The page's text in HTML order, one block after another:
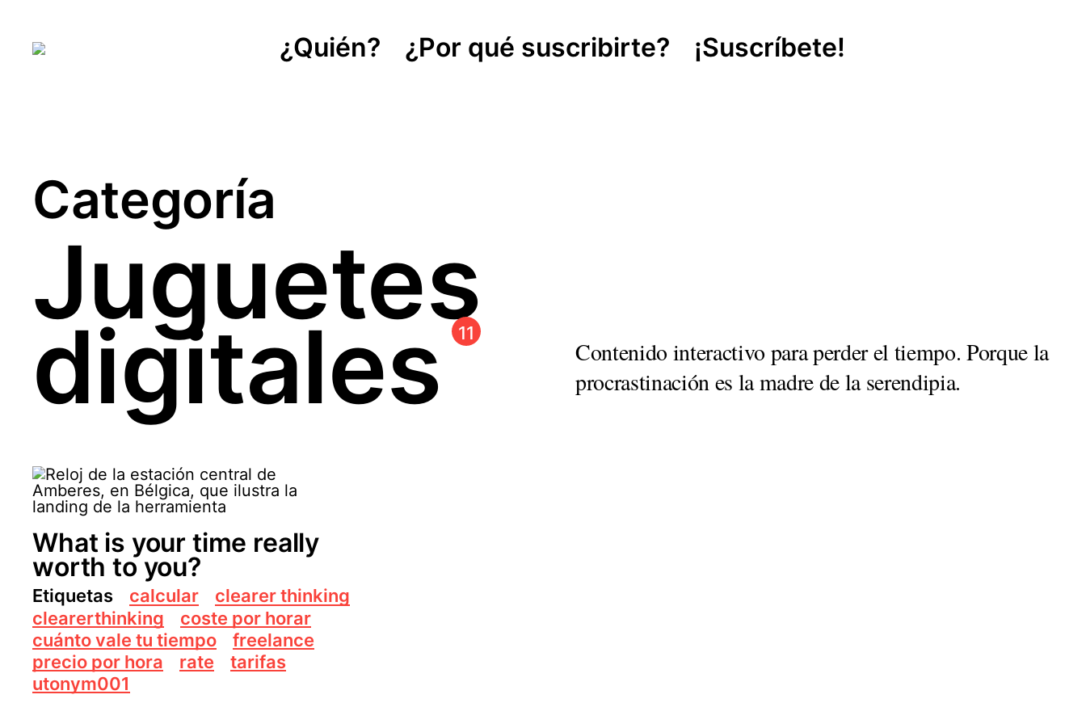
¿Quién? ¿Por qué suscribirte? ¡Suscríbete!
Categoría
Juguetes
digitales11
Contenido interactivo para perder el tiempo. Porque la
procrastinación es la madre de la serendipia.
What is your time really
worth to you?
Etiquetas calcular
clearer thinking
clearerthinking
coste por horar
cuánto vale tu tiempo
freelance
precio por hora
rate
tarifas
utonym001